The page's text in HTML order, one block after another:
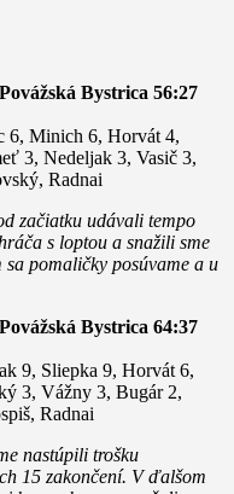
Bystrica 56:27
6, Minich 6, Horvát 4,
3, Nedeljak 3, Vasič 3,
Radnai
začiatku udávali tempo
s loptou a snažili sme
pomaličky posúvame a u
Bystrica 64:37
9, Sliepka 9, Horvát 6,
3, Vážny 3, Bugár 2,
Radnai
nastúpili trošku
15 zakončení. V ďalšom